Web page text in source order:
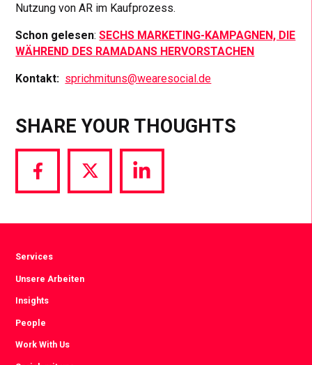
Nutzung von AR im Kaufprozess.
Schon gelesen:SECHS MARKETING-KAMPAGNEN, DIE
WÄHREND DES RAMADANS HERVORSTACHEN
Kontakt: sprichmituns@wearesocial.de
SHARE YOUR THOUGHTS
Share
via
Share
via
Share
via
Services
Unsere Arbeiten
Insights
People
Work With Us